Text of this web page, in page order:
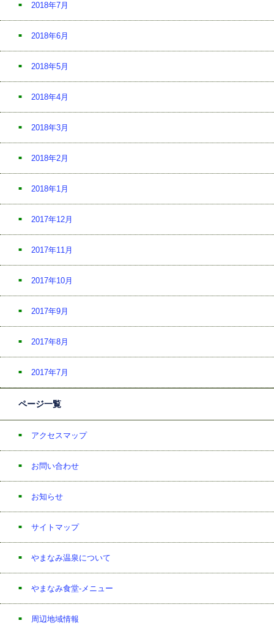
2018年7月
2018年6月
2018年5月
2018年4月
2018年3月
2018年2月
2018年1月
2017年12月
2017年11月
2017年10月
2017年9月
2017年8月
2017年7月
ページ一覧
アクセスマップ
お問い合わせ
お知らせ
サイトマップ
やまなみ温泉について
やまなみ食堂-メニュー
周辺地域情報